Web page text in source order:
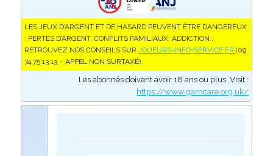
LES JEUX D’ARGENT ET DE HASARD PEUVENT ÊTRE DANGEREUX
: PERTES D’ARGENT, CONFLITS FAMILIAUX, ADDICTION...
RETROUVEZ NOS CONSEILS SUR JOUEURS-INFO-SERVICE.FR (09
74 75 13 13 – APPEL NON SURTAXÉ).
Les abonnés doivent avoir 18 ans ou plus. Visit :
https://www.gamcare.org.uk/